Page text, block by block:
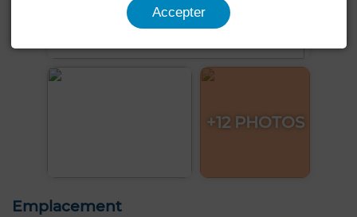
+12 PHOTOS
Emplacement
Accepter